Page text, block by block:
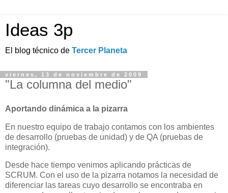
Ideas 3p
El blog técnico de Tercer Planeta
viernes, 13 de noviembre de 2009
"La columna del medio"
Aportando dinámica a la pizarra
En nuestro equipo de trabajo contamos con los ambientes
de desarrollo (pruebas de unidad) y de QA (pruebas de
integración).
Desde hace tiempo venimos aplicando prácticas de
SCRUM. Con el uso de la pizarra notamos la necesidad de
diferenciar las tareas cuyo desarrollo se encontraba en